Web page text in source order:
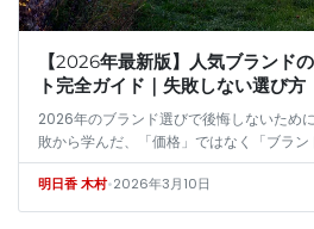
【2026年最新版】人気ブランド
ト完全ガイド｜失敗しない選び方
2026年のブランド選びで後悔しないため
敗から学んだ、「価格」ではなく「ブラ
致」を見極める実践的な比較手法を紹介
ーション…
明日香 木村•2026年3月10日